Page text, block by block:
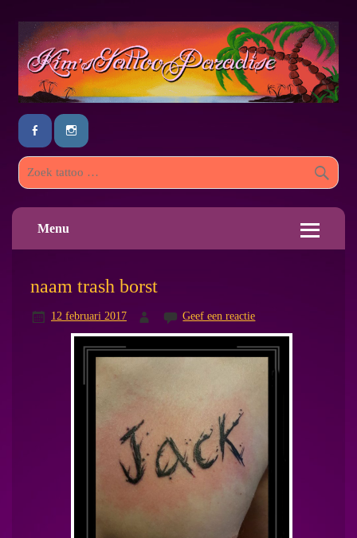
Menu
naam trash borst
12 februari 2017 Geef een reactie